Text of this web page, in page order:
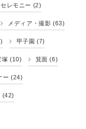
セレモニー (2)
メディア・撮影 (63)
甲子園 (7)
塚 (10) 箕面 (6)
ー (24)
(42)